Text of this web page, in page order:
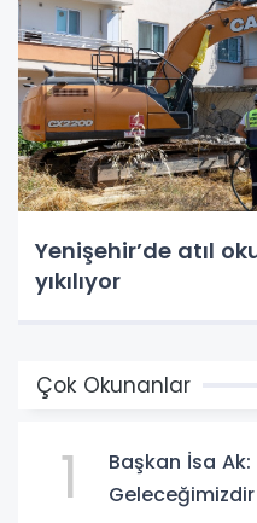
Yenişehir’de atıl
yıkılıyor
Çok Okunanlar
1
Başkan İsa Ak:
Geleceğimizdir